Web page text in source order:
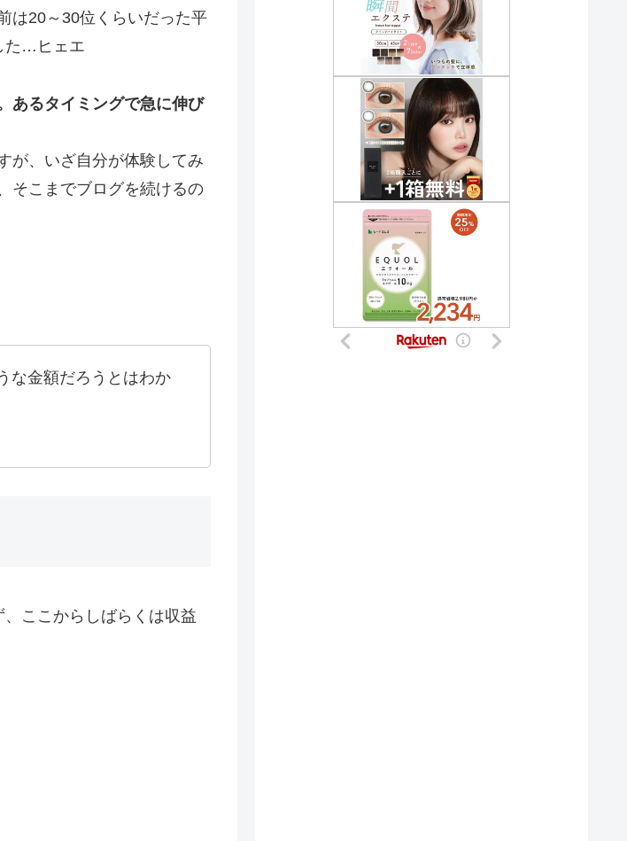
は20～30位くらいだった平
た…ヒェエ
あるタイミングで急に伸び
が、いざ自分が体験してみ
そこまでブログを続けるの
な金額だろうとはわか
ここからしばらくは収益